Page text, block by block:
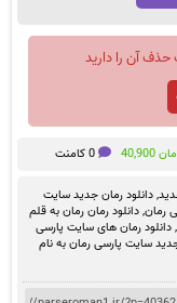
آن را دارید
40,900 0 کامنت
,دانلود رمان جدید سایت
رمان,دانلود رمان رمان به قلم
,دانلود رمان های سایت پارسی
سایت پارسی رمان به نام